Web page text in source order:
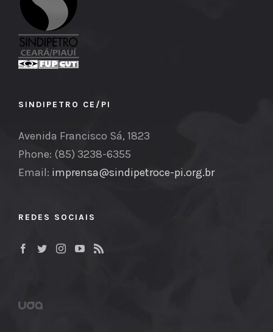
SINDIPETRO CE/PI
Avenida Francisco Sá, 1823
Phone: (85) 3238-6355
Email: imprensa@sindipetroce-pi.org.br
REDES SOCIAIS